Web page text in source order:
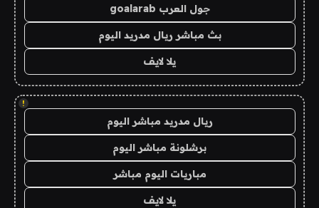
جول العرب goalarab
بث مباشر ريال مدريد اليوم
يلا لايف
!
ريال مدريد مباشر اليوم
برشلونة مباشر اليوم
مباريات اليوم مباشر
يلا لايف